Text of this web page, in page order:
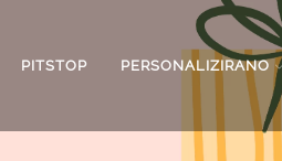
PITSTOP PERSONALIZIRANO